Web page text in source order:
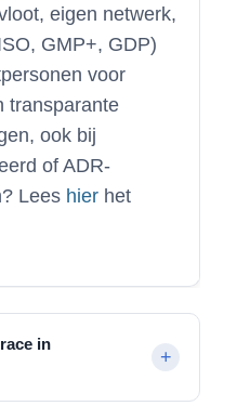
eigen netwerk,
GMP+, GDP)
voor
transparante
ook bij
of ADR-
Lees hierhet
in